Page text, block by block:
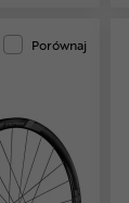
Porównaj